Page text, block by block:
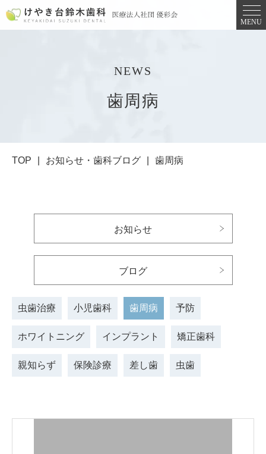
MENU
NEWS
⻭周病
TOP お知らせ・歯科ブログ ⻭周病
お知らせ
ブログ
⾍⻭治療 ⼩児⻭科 ⻭周病 予防
ホワイトニング インプラント 矯正⻭科
親知らず 保険診療 差し歯 虫歯